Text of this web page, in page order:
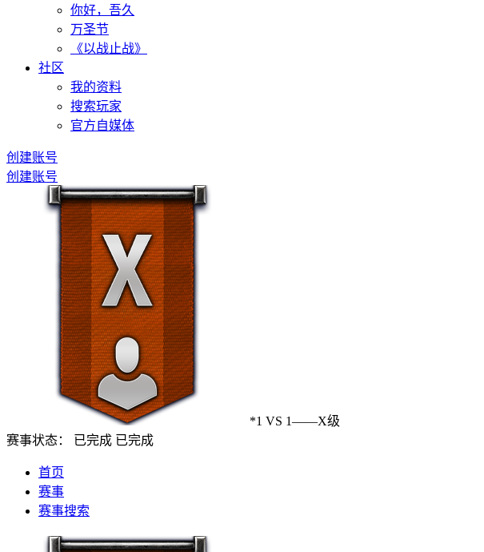
你好，吾久
万圣节
《以战止战》
社区
我的资料
搜索玩家
官方自媒体
创建账号
创建账号
*1 VS 1——X级
赛事状态：
已完成 已完成
首页
赛事
赛事搜索